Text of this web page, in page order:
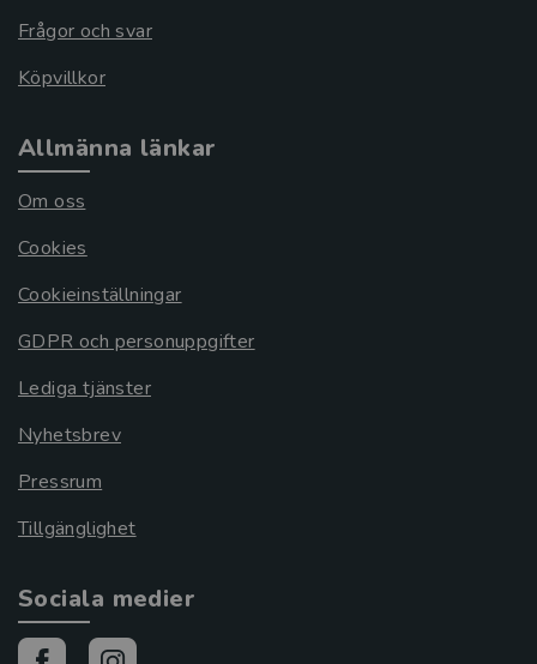
Frågor och svar
Köpvillkor
Allmänna länkar
Om oss
Cookies
Cookieinställningar
GDPR och personuppgifter
Lediga tjänster
Nyhetsbrev
Pressrum
Tillgänglighet
Sociala medier